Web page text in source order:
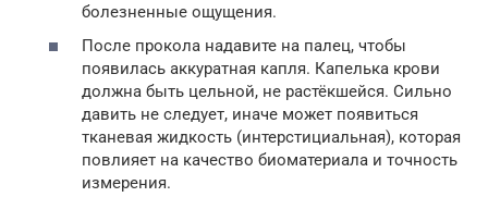
болезненные ощущения.
После прокола надавите на палец, чтобы
появилась аккуратная капля. Капелька крови
должна быть цельной, не растёкшейся. Сильно
давить не следует, иначе может появиться
тканевая жидкость (интерстициальная), которая
повлияет на качество биоматериала и точность
измерения.